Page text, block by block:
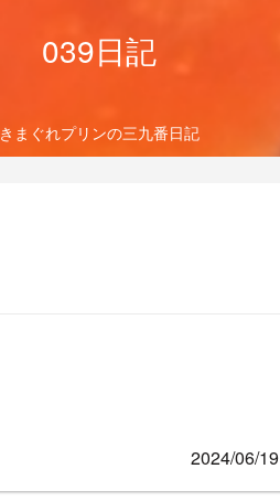
039日記
きまぐれプリンの三九番日記
2024/06/19